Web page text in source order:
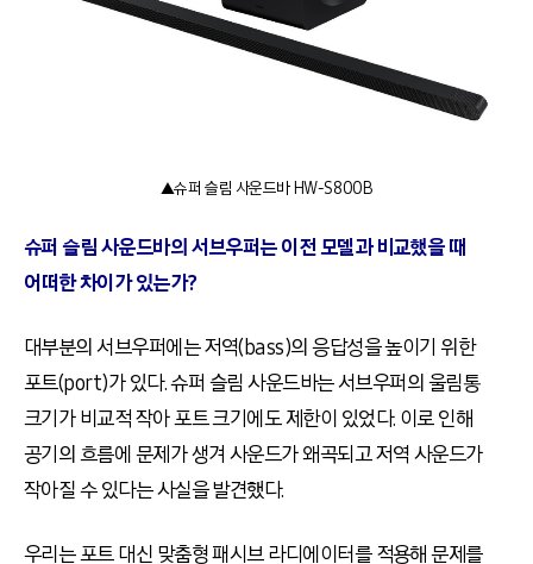
▲슈퍼 슬림 사운드바 HW-S800B
슈퍼 슬림 사운드바의 서브우퍼는 이전 모델과 비교했을 때
어떠한 차이가 있는가?
대부분의 서브우퍼에는 저역(bass)의 응답성을 높이기 위한
포트(port)가 있다.슈퍼 슬림 사운드바는 서브우퍼의 울림통
크기가 비교적 작아 포트 크기에도 제한이 있었다. 이로 인해
공기의 흐름에 문제가 생겨 사운드가 왜곡되고 저역 사운드가
작아질 수 있다는 사실을 발견했다.
우리는 포트 대신 맞춤형 패시브 라디에이터를 적용해 문제를